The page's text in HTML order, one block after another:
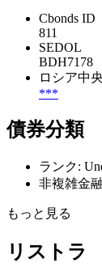
Cbonds ID
811
SEDOL
BDH7178
ロシア中
***
債券分類
ランク:
非複雑金
もっと見る
リストラ